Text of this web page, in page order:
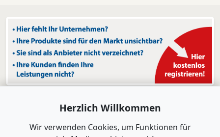
Herzlich Willkommen
Wir verwenden Cookies, um Funktionen für